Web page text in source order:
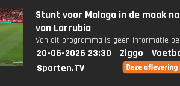
Stunt voor Malaga in de maak
van Larrubia
Van dit programma is geen informatie
20-06-2026 23:30 Ziggo
Sporten.TV